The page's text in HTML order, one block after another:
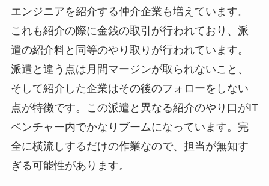
エンジニアを紹介する仲介企業も増えています。
これも紹介の際に金銭の取引が行われており、派
遣の紹介料と同等のやり取りが行われています。
派遣と違う点は月間マージンが取られないこと、
そして紹介した企業はその後のフォローをしない
点が特徴です。この派遣と異なる紹介のやり口がIT
ベンチャー内でかなりブームになっています。完
全に横流しするだけの作業なので、担当が無知す
ぎる可能性があります。